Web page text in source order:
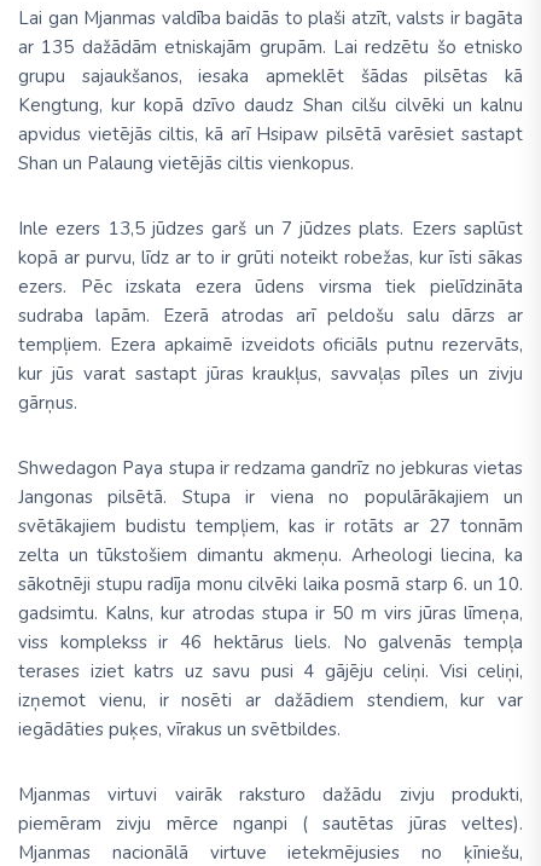
Lai gan Mjanmas valdība baidās to plaši atzīt, valsts ir bagāta
ar 135 dažādām etniskajām grupām. Lai redzētu šo etnisko
grupu sajaukšanos, iesaka apmeklēt šādas pilsētas kā
Kengtung, kur kopā dzīvo daudz Shan cilšu cilvēki un kalnu
apvidus vietējās ciltis, kā arī Hsipaw pilsētā varēsiet sastapt
Shan un Palaung vietējās ciltis vienkopus.
Inle ezers 13,5 jūdzes garš un 7 jūdzes plats. Ezers saplūst
kopā ar purvu, līdz ar to ir grūti noteikt robežas, kur īsti sākas
ezers. Pēc izskata ezera ūdens virsma tiek pielīdzināta
sudraba lapām. Ezerā atrodas arī peldošu salu dārzs ar
tempļiem. Ezera apkaimē izveidots oficiāls putnu rezervāts,
kur jūs varat sastapt jūras kraukļus, savvaļas pīles un zivju
gārņus.
Shwedagon Paya stupa ir redzama gandrīz no jebkuras vietas
Jangonas pilsētā. Stupa ir viena no populārākajiem un
svētākajiem budistu tempļiem, kas ir rotāts ar 27 tonnām
zelta un tūkstošiem dimantu akmeņu. Arheologi liecina, ka
sākotnēji stupu radīja monu cilvēki laika posmā starp 6. un 10.
gadsimtu. Kalns, kur atrodas stupa ir 50 m virs jūras līmeņa,
viss komplekss ir 46 hektārus liels. No galvenās tempļa
terases iziet katrs uz savu pusi 4 gājēju celiņi. Visi celiņi,
izņemot vienu, ir nosēti ar dažādiem stendiem, kur var
iegādāties puķes, vīrakus un svētbildes.
Mjanmas virtuvi vairāk raksturo dažādu zivju produkti,
piemēram zivju mērce nganpi ( sautētas jūras veltes).
Mjanmas nacionālā virtuve ietekmējusies no ķīniešu,